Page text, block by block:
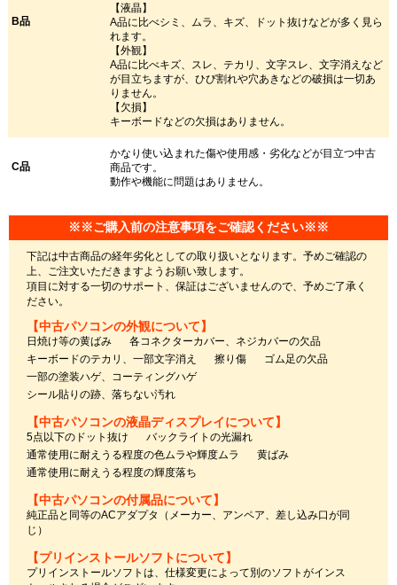
B品
【液晶】
A品に比べシミ、ムラ、キズ、ドット抜けなどが多く見ら
れます。
【外観】
A品に比べキズ、スレ、テカリ、文字スレ、文字消えなど
が目立ちますが、ひび割れや穴あきなどの破損は一切あ
りません。
【欠損】
キーボードなどの欠損はありません。
C品
かなり使い込まれた傷や使用感・劣化などが目立つ中古
商品です。
動作や機能に問題はありません。
※※ご購入前の注意事項をご確認ください※※
下記は中古商品の経年劣化としての取り扱いとなります。予めご確認の
上、ご注文いただきますようお願い致します。
項目に対する一切のサポート、保証はございませんので、予めご了承く
ださい。
【中古パソコンの外観について】
日焼け等の黄ばみ
各コネクターカバー、ネジカバーの欠品
キーボードのテカリ、一部文字消え
擦り傷
ゴム足の欠品
一部の塗装ハゲ、コーティングハゲ
シール貼りの跡、落ちない汚れ
【中古パソコンの液晶ディスプレイについて】
5点以下のドット抜け
バックライトの光漏れ
通常使用に耐えうる程度の色ムラや輝度ムラ
黄ばみ
通常使用に耐えうる程度の輝度落ち
【中古パソコンの付属品について】
純正品と同等のACアダプタ（メーカー、アンペア、差し込み口が同
じ）
【プリインストールソフトについて】
プリインストールソフトは、仕様変更によって別のソフトがインス